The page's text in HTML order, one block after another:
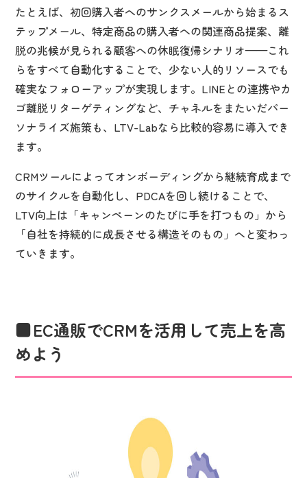
たとえば、初回購入者へのサンクスメールから始まるス
テップメール、特定商品の購入者への関連商品提案、離
脱の兆候が見られる顧客への休眠復帰シナリオ——これ
らをすべて自動化することで、少ない人的リソースでも
確実なフォローアップが実現します。LINEとの連携やカ
ゴ離脱リターゲティングなど、チャネルをまたいだパー
ソナライズ施策も、LTV-Labなら比較的容易に導入でき
ます。
CRMツールによってオンボーディングから継続育成まで
のサイクルを自動化し、PDCAを回し続けることで、
LTV向上は「キャンペーンのたびに手を打つもの」から
「自社を持続的に成長させる構造そのもの」へと変わっ
ていきます。
EC通販でCRMを活用して売上を高
めよう